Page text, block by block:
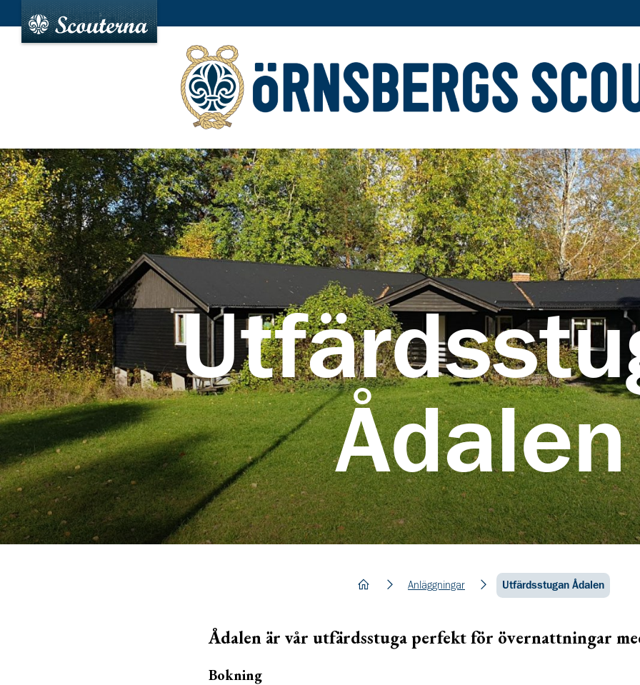
Ådalen
hem Anläggningar Utfärdsstugan Ådalen
Ådalen är vår utfärdsstuga perfekt för övernattningar
Bokning